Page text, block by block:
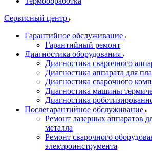
Сервисный центр
Гарантийное обслуживание
Гарантийный ремонт
Диагностика оборудования
Диагностика сварочного
Диагностика аппарата для
Диагностика сварочного
Диагностика машины
Диагностика
Послегарантийное обслуживание
Ремонт лазерных аппаратов
металла
Ремонт сварочного
электроинструмента